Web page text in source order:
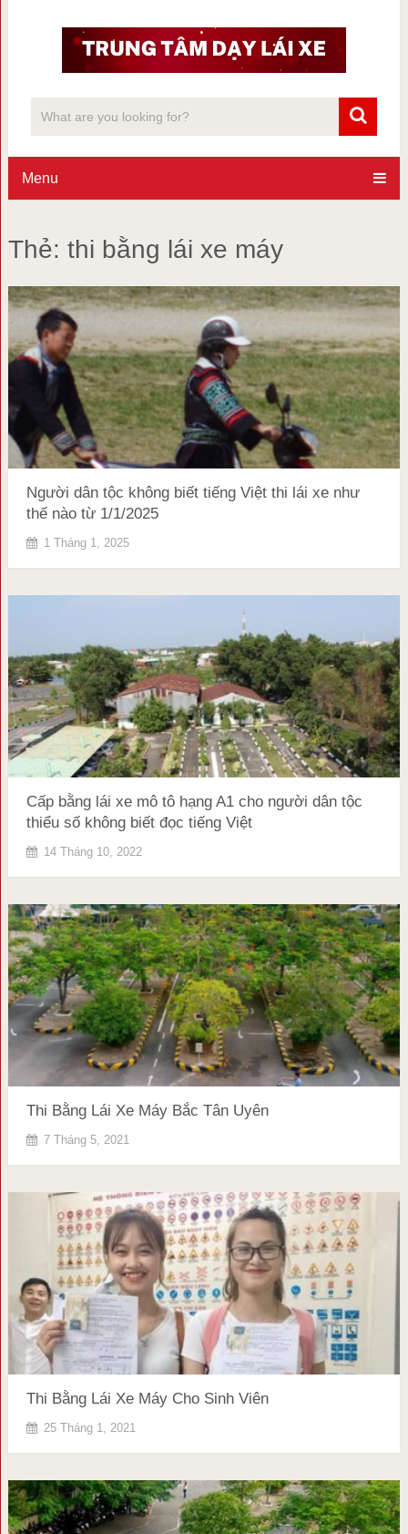
Menu
Thẻ: thi bằng lái xe máy
Người dân tộc không biết tiếng Việt thi lái xe như
thế nào từ 1/1/2025
1 Tháng 1, 2025
Cấp bằng lái xe mô tô hạng A1 cho người dân tộc
thiểu số không biết đọc tiếng Việt
14 Tháng 10, 2022
Thi Bằng Lái Xe Máy Bắc Tân Uyên
7 Tháng 5, 2021
Thi Bằng Lái Xe Máy Cho Sinh Viên
25 Tháng 1, 2021